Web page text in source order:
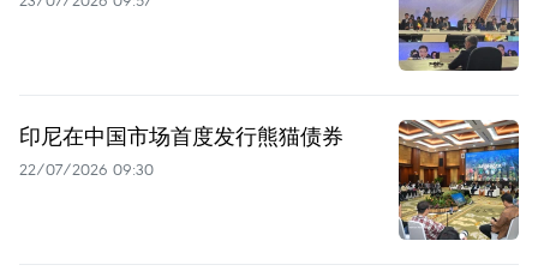
印尼在中国市场首度发行熊猫债券
22/07/2026 09:30